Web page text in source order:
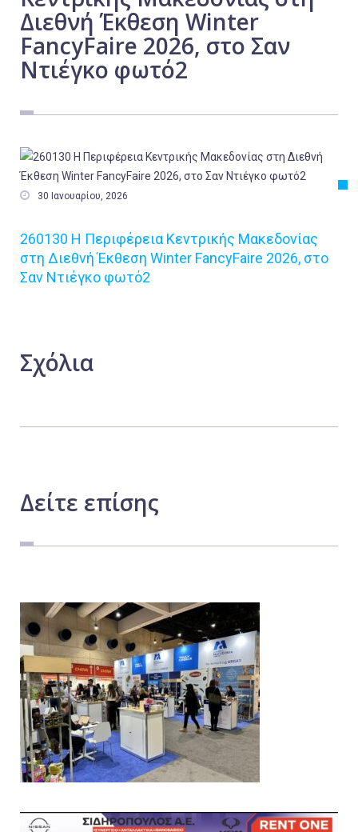
Διεθνή Έκθεση Winter
FancyFaire 2026, στο Σαν
Ντιέγκο φωτό2
 30 Ιανουαρίου, 2026
260130 Η Περιφέρεια Κεντρικής Μακεδονίας
στη Διεθνή Έκθεση Winter FancyFaire 2026, στο
Σαν Ντιέγκο φωτό2
Σχόλια
Δείτε επίσης
Εργασία
Ελλάδα
Κόσμος
Οικονομία
Πολιτική
Αστυνομικό Δελτίο